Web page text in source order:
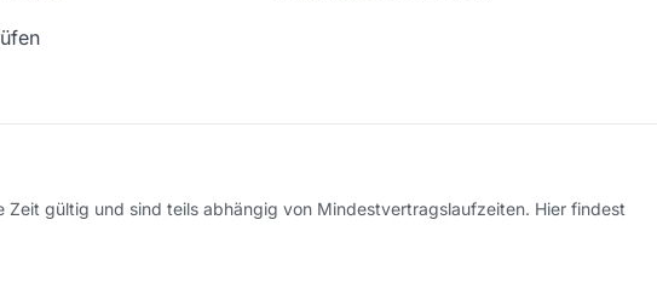
gültig und sind teils abhängig von Mindestvertragslaufzeiten. Hier findest